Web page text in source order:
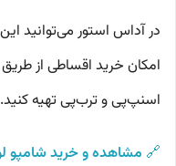
در آداس استور می‌توانید
امکان خرید اقساطی از
اسنپ‌پی و ترب‌پی تهیه کنید.
🔗